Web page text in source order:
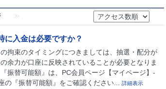
≫
に入金は必要ですか？
拘束のタイミングにつきましては、抽選・配分が
余力が口座に反映されていることが必要となりま
振替可能額』は、PC会員ページ【マイページ】-
の『振替可能額』をご確認ください...
詳細表示